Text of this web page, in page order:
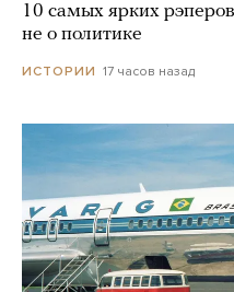
10 самых ярких
не о политике
ИСТОРИИ 17 часов назад